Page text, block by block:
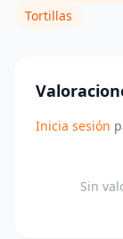
Tortillas
Inicia sesión
Sin